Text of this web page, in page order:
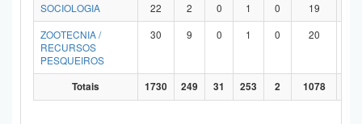
SOCIOLOGIA
22 2 0 1 0 19
ZOOTECNIA /
RECURSOS
PESQUEIROS
30 9 0 1 0 20
Totais 1730 249 31 253 2 1078